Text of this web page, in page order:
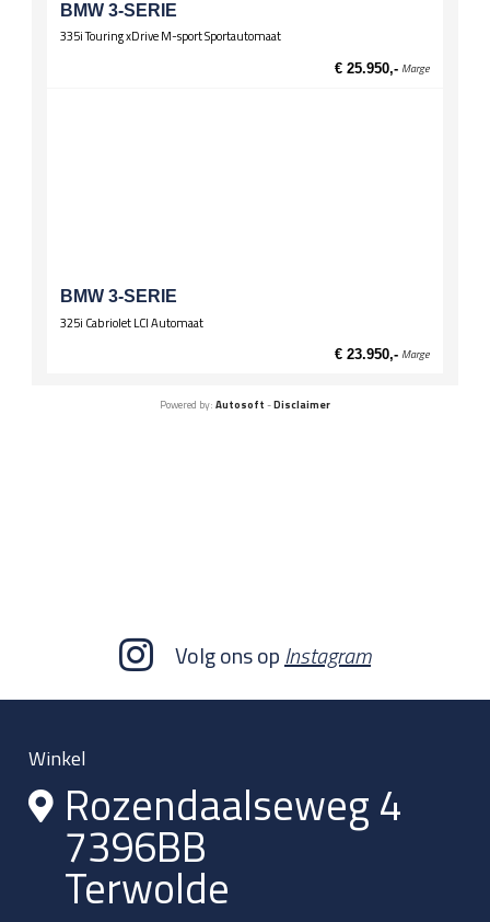
BMW 3-SERIE
335i Touring xDrive M-sport Sportautomaat
€ 25.950,- Marge
BMW 3-SERIE
325i Cabriolet LCI Automaat
€ 23.950,- Marge
Powered by: Autosoft -Disclaimer
Volg ons opInstagram
Winkel
Rozendaalseweg 4
7396BB
Terwolde